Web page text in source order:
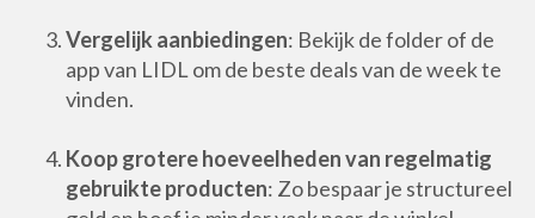
Vergelijk aanbiedingen: Bekijk de folder of de
app van LIDL om de beste deals van de week te
vinden.
Koop grotere hoeveelheden van regelmatig
gebruikte producten: Zo bespaar je structureel